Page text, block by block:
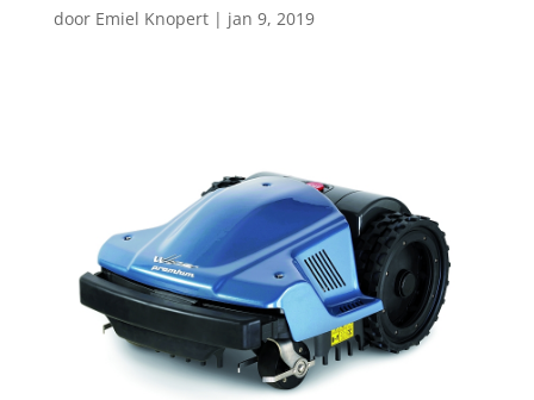
door Emiel Knopert| jan 9, 2019